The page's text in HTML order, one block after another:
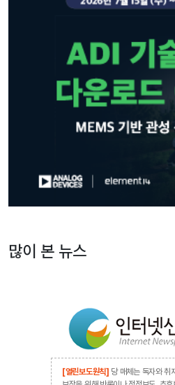
많이 본 뉴스
[열린보도원칙] 당 매체는 독자와 취